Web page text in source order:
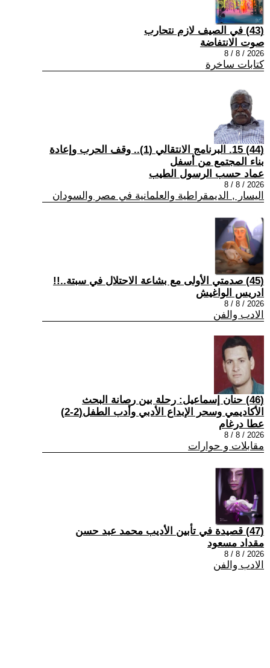
(43) في الصيف لازم نتحارب
صوت الانتفاضة
2026 / 8 / 8
كتابات ساخرة
(44) 15. البرنامج الانتقالي (1).. وقف الحرب وإعادة
بناء المجتمع من أسفل
عماد حسب الرسول الطيب
2026 / 8 / 8
اليسار , الديمقراطية والعلمانية في مصر والسودان
(45) صدمتي الأولى مع بشاعة الاحتلال في سبتة..!!
ادريس الواغيش
2026 / 8 / 8
الادب والفن
(46) حنان إسماعيل: رحلة بين رصانة البحث
الأكاديمي وسحر الإبداع الأدبي وأدب الطفل(2-2)
عطا درغام
2026 / 8 / 8
مقابلات و حوارات
(47) قصيدة في تأبين الأديب محمد عبد حسن
مقداد مسعود
2026 / 8 / 8
الادب والفن